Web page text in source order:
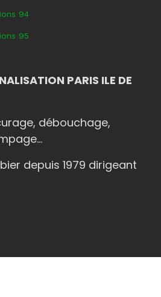
94
95
PARIS ILE DE
débouchage,
depuis 1979 dirigeant